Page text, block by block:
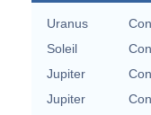
Uranus
Soleil
Jupiter
Jupiter